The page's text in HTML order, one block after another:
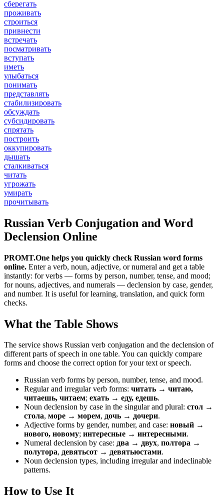
сберегать
проживать
строиться
привнести
встречать
посматривать
вступать
иметь
улыбаться
понимать
представлять
стабилизировать
обсуждать
субсидировать
спрятать
построить
оккупировать
дышать
сталкиваться
читать
угрожать
умирать
прочитывать
Russian Verb Conjugation and Word
Declension Online
PROMT.One helps you quickly check Russian word forms
online. Enter a verb, noun, adjective, or numeral and get a table
instantly: for verbs — forms by person, number, tense, and mood;
for nouns, adjectives, and numerals — declension by case, gender,
and number. It is useful for learning, translation, and quick form
checks.
What the Table Shows
The service shows Russian verb conjugation and the declension of
different parts of speech in one table. You can quickly compare
forms and choose the correct option for your text or speech.
Russian verb forms by person, number, tense, and mood.
Regular and irregular verb forms: читать → читаю,
читаешь, читаем; ехать → еду, едешь.
Noun declension by case in the singular and plural: стол →
стола, море → морем, дочь → дочери.
Adjective forms by gender, number, and case: новый →
нового, новому; интересные → интересными.
Numeral declension by case: два → двух, полтора →
полутора, девятьсот → девятьюстами.
Noun declension types, including irregular and indeclinable
patterns.
How to Use It